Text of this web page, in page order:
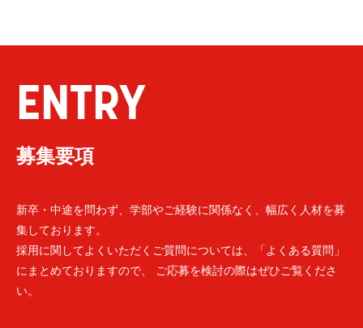
ENTRY
募集要項
新卒・中途を問わず、学部やご経験に関係なく、幅広く人材を募
集しております。
採用に関してよくいただくご質問については、「よくある質問」
にまとめておりますので、 ご応募を検討の際はぜひご覧くださ
い。